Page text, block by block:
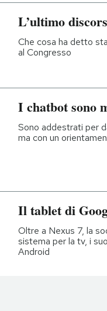
L’ultimo
Che cosa ha detto
al Congresso
I chatbot sono
Sono addestrati per
ma con un
Il tablet di
Oltre a Nexus 7, la
sistema per la tv, i
Android